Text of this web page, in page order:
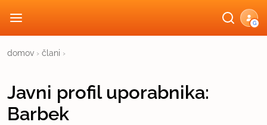
G
domov › člani ›
Javni profiluporabnika:
Barbek